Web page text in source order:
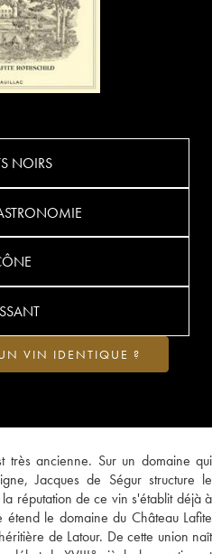
très ancienne. Sur un domaine qui
Jacques de Ségur structure le
réputation de ce vin s'établit déjà à
le domaine du Château Lafite
de Latour. De cette union naît
NOIRS
VIN IDENTIQUE ?